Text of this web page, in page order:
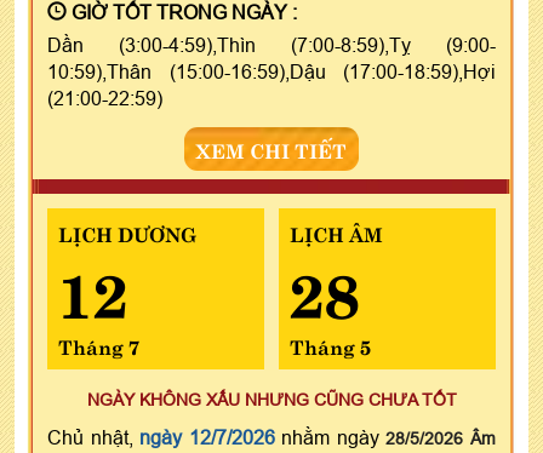
GIỜ TỐT TRONG NGÀY :
Dần (3:00-4:59),Thìn (7:00-8:59),Tỵ (9:00-
10:59),Thân (15:00-16:59),Dậu (17:00-18:59),Hợi
(21:00-22:59)
XEM CHI TIẾT
LỊCH DƯƠNG
12
Tháng 7
LỊCH ÂM
28
Tháng 5
NGÀY KHÔNG XẤU NHƯNG CŨNG CHƯA TỐT
Chủ nhật, ngày 12/7/2026nhằm ngày28/5/2026 Âm